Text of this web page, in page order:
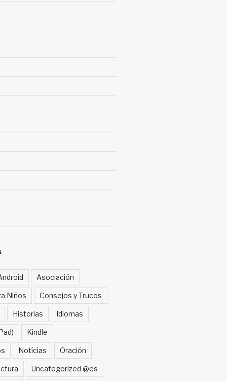
Asociación
Niños Consejos y Trucos
Historias Idiomas
Kindle
Notícias Oración
Uncategorized @es